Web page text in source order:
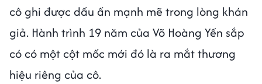
cô ghi được dấu ấn mạnh mẽ trong lòng khán
giả. Hành trình 19 năm của Võ Hoàng Yến sắp
có có một cột mốc mới đó là ra mắt thương
hiệu riêng của cô.